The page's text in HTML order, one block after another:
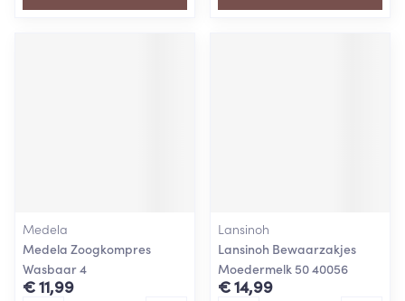
Medela
Medela Zoogkompres
Wasbaar 4
€ 11,99
Lansinoh
Lansinoh Bewaarzakjes
Moedermelk 50 40056
€ 14,99